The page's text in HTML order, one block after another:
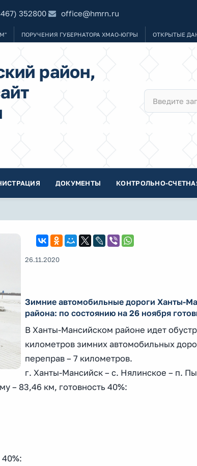
352800 office@hmrn.ru
ПОРУЧЕНИЯ ГУБЕРНАТОРА ХМАО-ЮГРЫ ОТКРЫТЫЕ
район,
ДОКУМЕНТЫ КОНТРОЛЬНО-
26.11.2020
Зимние автомобильные дороги Ханты-
района: по состоянию на 26 ноября
В Ханты-Мансийском районе идет
километров зимних автомобильных
переправ – 7 километров.
г. Ханты-Мансийск – с. Нялинское – п.
– 83,46 км, готовность 40%: